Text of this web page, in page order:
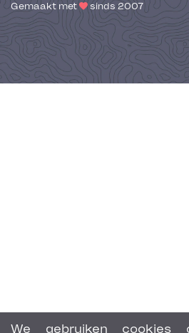
We gebruiken
Gemaakt met sinds 2007